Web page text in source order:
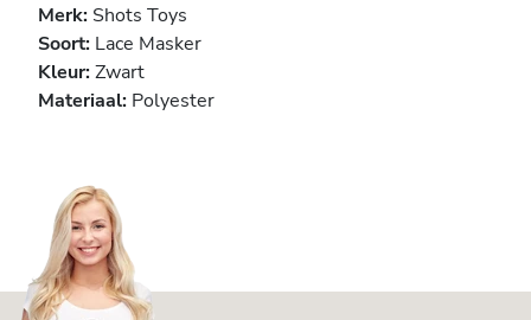
Merk: Shots Toys
Soort: Lace Masker
Kleur:Zwart
Materiaal: Polyester